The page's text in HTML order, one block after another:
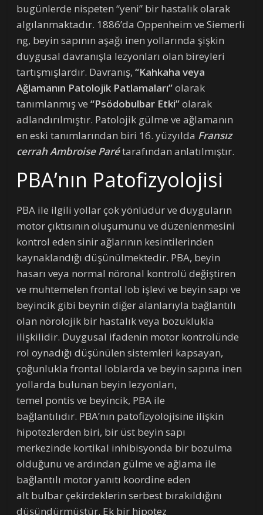
bugünlerde nispeten “yeni” bir hastalık olarak
algılanmaktadır. 1886’da Oppenheim ve Siemerli
ng, beyin sapının aşağı inen yollarında şişkin
duygusal davranışla lezyonları olan bireyleri
tartışmışlardır. Davranış,“Kahkaha veya
Ağlamanın Patolojik Patlamaları”olarak
tanımlanmış ve“Psödobulbar Etki”olarak
adlandırılmıştır. Patolojik gülme ve ağlamanın
en eski tanımlarından biri 16. yüzyılda Fransız
cerrah Ambroise Parétarafından anlatılmıştır.
PBA’nın Patofizyolojisi
PBA ile ilgili yollar çok yönlüdür ve duyguların
motor çıktısının oluşumunu ve düzenlenmesini
kontrol eden sinir ağlarının kesintilerinden
kaynaklandığı düşünülmektedir. PBA, beyin
hasarı veya normal nöronal kontrolü değiştiren
ve muhtemelen frontal lob işlevi ve beyin sapı ve
beyincik gibi beynin diğer alanlarıyla bağlantılı
olan nörolojik bir hastalık veya bozuklukla
ilişkilidir. Duygusal ifadenin motor kontrolünde
rol oynadığı düşünülen sistemleri kapsayan,
çoğunlukla frontal loblarda ve beyin sapına inen
yollarda bulunan beyin lezyonları,
temel pontis ve beyincik, PBA ile
bağlantılıdır. PBA’nın patofizyolojisine ilişkin
hipotezlerden biri, bir üst beyin sapı
merkezinde kortikal inhibisyonda bir bozulma
olduğunu ve ardından gülme ve ağlama ile
bağlantılı motor yanıtı koordine eden
alt bulbar çekirdeklerin serbest bırakıldığını
düşündürmüştür. Ek bir hipotez